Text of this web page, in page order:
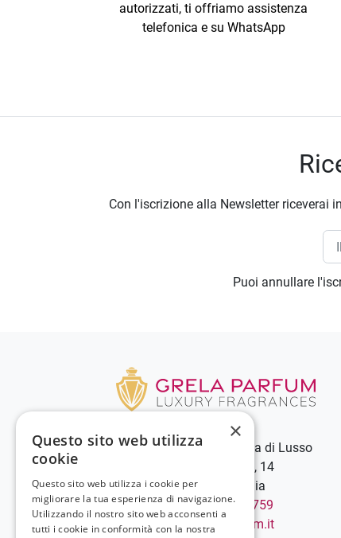
autorizzati, ti offriamo assistenza
telefonica e su WhatsApp
Con l'iscrizione alla Newsletter riceverai
Puoi annullare
Grela Parfum - Profumeria di Lusso
C.so Vittorio Emanuele III, 14
89900 Vibo Valentia - Italia
Chiamaci: +39 0963 544759
Scrivici:info@grelaparfum.it
×
Questo sito web utilizza
cookie
Questo sito web utilizza i cookie per
migliorare la tua esperienza di navigazione.
Utilizzando il nostro sito web acconsenti a
tutti i cookie in conformità con la nostra